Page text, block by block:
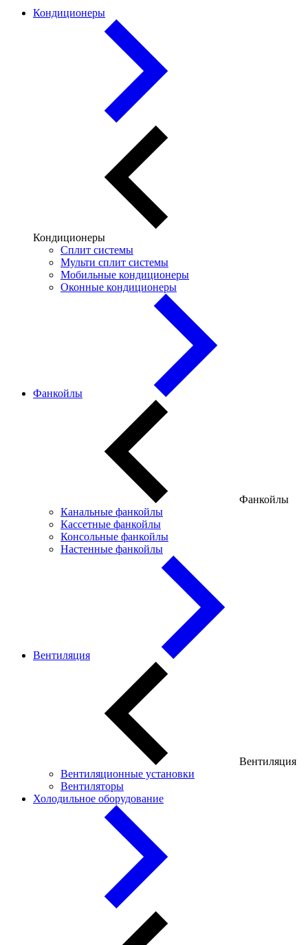
Кондиционеры
Кондиционеры
Сплит системы
Мульти сплит системы
Мобильные кондиционеры
Оконные кондиционеры
Фанкойлы
Фанкойлы
Канальные фанкойлы
Кассетные фанкойлы
Консольные фанкойлы
Настенные фанкойлы
Вентиляция
Вентиляция
Вентиляционные установки
Вентиляторы
Холодильное оборудование